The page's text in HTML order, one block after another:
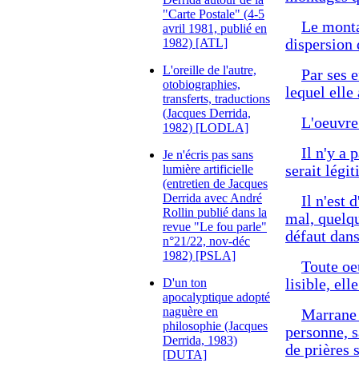
"Carte Postale" (4-5
avril 1981, publié en
1982) [ATL]
L'oreille de l'autre,
otobiographies,
transferts, traductions
(Jacques Derrida,
1982) [LODLA]
Je n'écris pas sans
lumière artificielle
(entretien de Jacques
Derrida avec André
Rollin publié dans la
revue "Le fou parle"
n°21/22, nov-déc
1982) [PSLA]
D'un ton
apocalyptique adopté
naguère en
philosophie (Jacques
Derrida, 1983)
[DUTA]
Le
dispersion
Par ses
lequel elle
Il n'y a
serait
Il n'est
mal,
défaut
Toute
lisible, elle
personne,
de prières